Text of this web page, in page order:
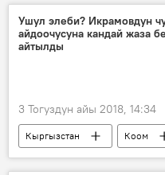
Ушул элеби? Икрамовдун
айдоочусуна кандай жаза
айтылды
3 Тогуздун айы 2018, 14:34
Кыргызстан Коом
Тазабек Икрамов